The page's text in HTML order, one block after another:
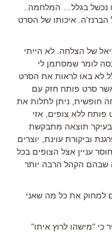
נכשל בגלל… המלחמה..
הברנז'ה. איכותו של הסרט
של הצלחה. לא הייתי
לומר שמסתמן לי
לא באו לראות את הסרט
סרט פותח חזק עם
חופשית, ניתן לתלות את
פותח ללא צופים, אזי
ובעיקר תוצאה מתבקשת
וביקורת עוינת, יוצרים
עניין אצל הצופים בכל
שבהם הקהל הרבה יותר
למחוק את כל מה שאני
כי "מישהו לרוץ איתו"